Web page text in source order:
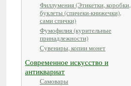
Филлумения (Этикетки, коробки,
буклеты (спичеки-книжечки),
сами спички)
Фумофилия (курительные
принадлежности)
Сувениры, копии монет
Современное искусство и
антиквариат
Самовары